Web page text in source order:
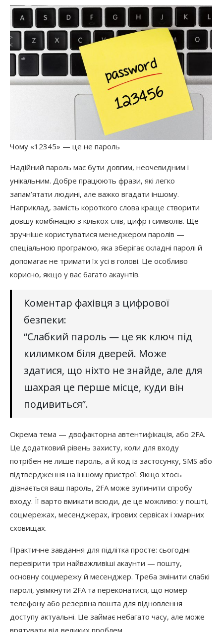
Чому «12345» — це не пароль
Надійний пароль має бути довгим, неочевидним і
унікальним. Добре працюють фрази, які легко
запам’ятати людині, але важко вгадати іншому.
Наприклад, замість короткого слова краще створити
довшу комбінацію з кількох слів, цифр і символів. Ще
зручніше користуватися менеджером паролів —
спеціальною програмою, яка зберігає складні паролі й
допомагає не тримати їх усі в голові. Це особливо
корисно, якщо у вас багато акаунтів.
Коментар фахівця з цифрової
безпеки:
“Слабкий пароль — це як ключ під
килимком біля дверей. Може
здатися, що ніхто не знайде, але для
шахрая це перше місце, куди він
подивиться”.
Окрема тема — двофакторна автентифікація, або 2FA.
Це додатковий рівень захисту, коли для входу
потрібен не лише пароль, а й код із застосунку, SMS або
підтвердження на іншому пристрої. Якщо хтось
дізнається ваш пароль, 2FA може зупинити спробу
входу. Її варто вмикати всюди, де це можливо: у пошті,
соцмережах, месенджерах, ігрових сервісах і хмарних
сховищах.
Практичне завдання для підлітка просте: сьогодні
перевірити три найважливіші акаунти — пошту,
основну соцмережу й месенджер. Треба змінити слабкі
паролі, увімкнути 2FA та переконатися, що номер
телефону або резервна пошта для відновлення
доступу актуальні. Це займає небагато часу, але може
врятувати від великих проблем.